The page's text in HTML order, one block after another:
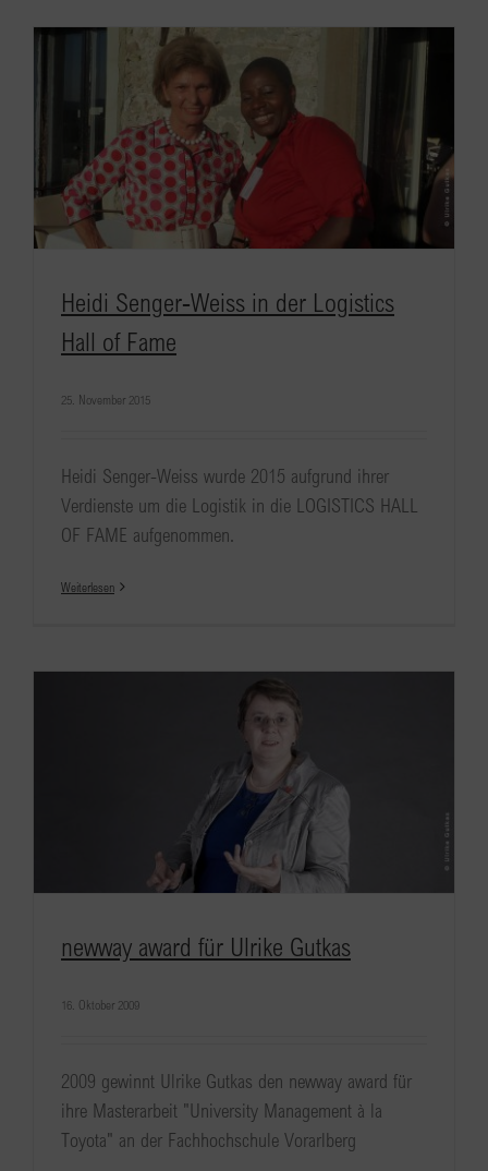
Heidi Senger-Weiss in der Logistics
Hall of Fame
25. November 2015
Heidi Senger-Weiss wurde 2015 aufgrund ihrer
Verdienste um die Logistik in die LOGISTICS HALL
OF FAME aufgenommen.
Weiterlesen
newway award für Ulrike Gutkas
16. Oktober 2009
2009 gewinnt Ulrike Gutkas den newway award für
ihre Masterarbeit "University Management à la
Toyota" an der Fachhochschule Vorarlberg